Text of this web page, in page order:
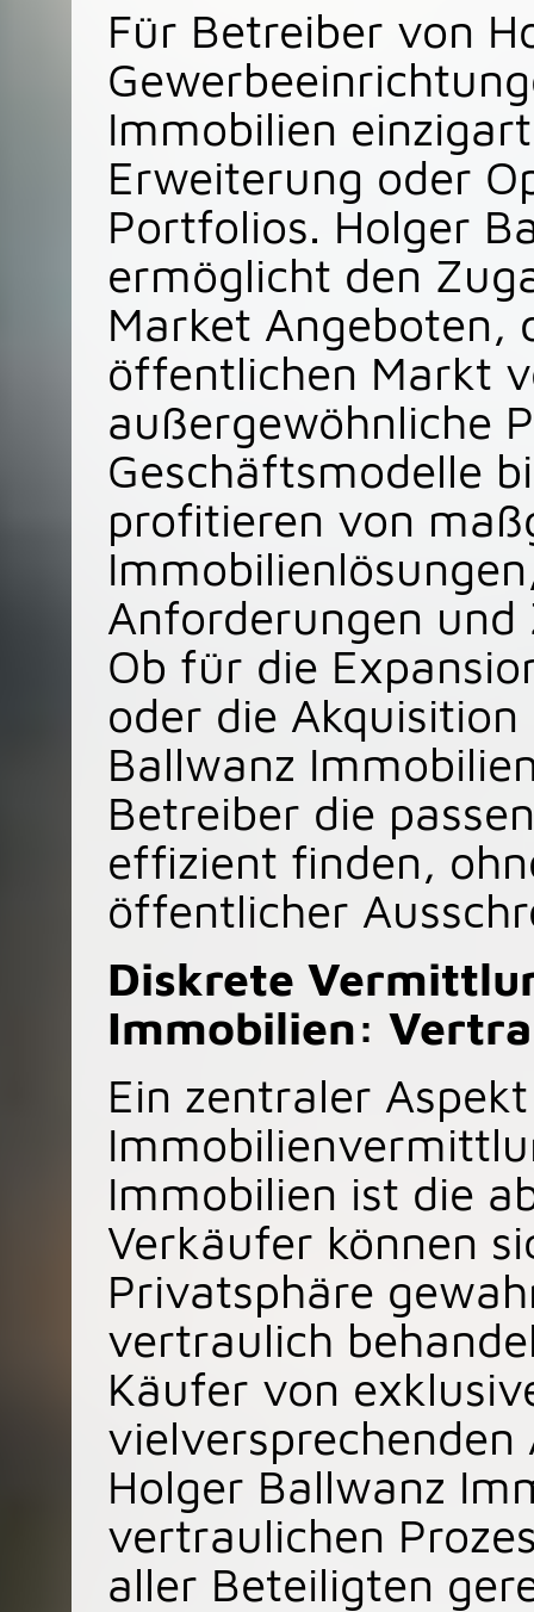
Für Betreiber von
Immobilien
Erweiterung oder
Portfolios. Holger
ermöglicht den
Market Angeboten,
öffentlichen Markt
außergewöhnliche
Geschäftsmodelle
profitieren von
Anforderungen
Ob für die
oder die
Ballwanz
Betreiber die
effizient finden,
öffentlicher
Diskrete
Immobilien:
Ein zentraler
Immobilien ist die
Verkäufer können
Privatsphäre
vertraulich
Käufer von
Holger Ballwanz
vertraulichen
aller Beteiligten